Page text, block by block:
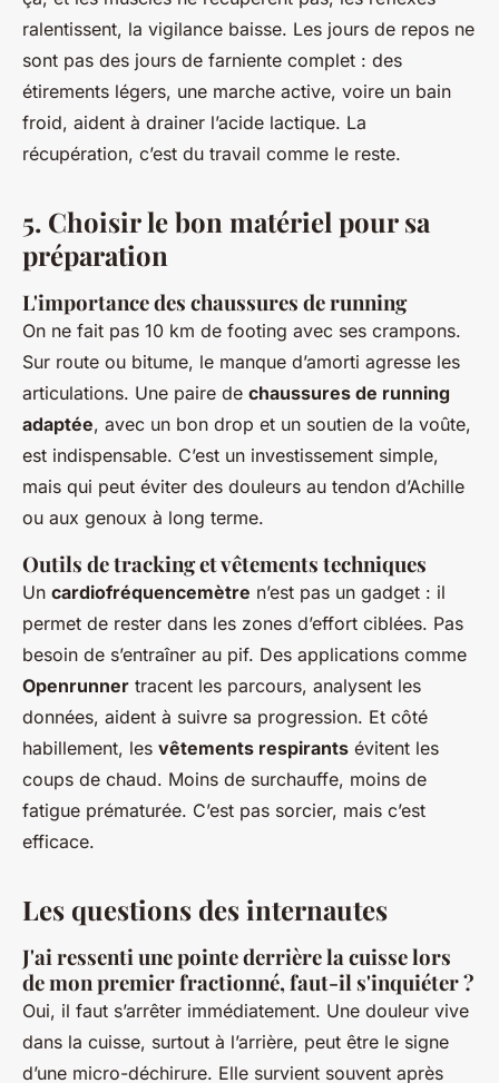
ralentissent, la vigilance baisse. Les jours de repos ne
sont pas des jours de farniente complet : des
étirements légers, une marche active, voire un bain
froid, aident à drainer l’acide lactique. La
récupération, c’est du travail comme le reste.
5. Choisir le bon matériel pour sa
préparation
L'importance des chaussures de running
On ne fait pas 10 km de footing avec ses crampons.
Sur route ou bitume, le manque d’amorti agresse les
articulations. Une paire de chaussures de running
adaptée, avec un bon drop et un soutien de la voûte,
est indispensable. C’est un investissement simple,
mais qui peut éviter des douleurs au tendon d’Achille
ou aux genoux à long terme.
Outils de tracking et vêtements techniques
Un cardiofréquencemètre n’est pas un gadget : il
permet de rester dans les zones d’effort ciblées. Pas
besoin de s’entraîner au pif. Des applications comme
Openrunner tracent les parcours, analysent les
données, aident à suivre sa progression. Et côté
habillement, les vêtements respirants évitent les
coups de chaud. Moins de surchauffe, moins de
fatigue prématurée. C’est pas sorcier, mais c’est
efficace.
Les questions des internautes
J'ai ressenti une pointe derrière la cuisse lors
de mon premier fractionné, faut-il s'inquiéter ?
Oui, il faut s’arrêter immédiatement. Une douleur vive
dans la cuisse, surtout à l’arrière, peut être le signe
d’une micro-déchirure. Elle survient souvent après